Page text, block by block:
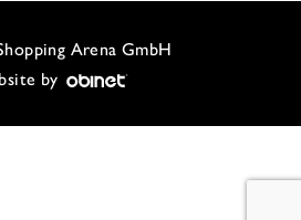
Arena GmbH
by